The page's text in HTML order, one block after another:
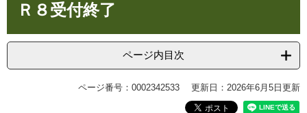
Ｒ８受付終了
ページ内目次
ページ番号：0002342533 更新日：2026年6月5日更新